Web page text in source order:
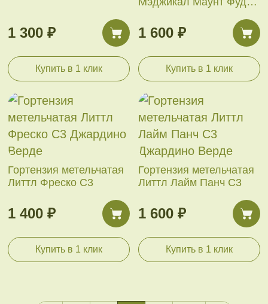
1 300 ₽
Купить в 1 клик
1 600 ₽
Купить в 1 клик
Гортензия метельчатая
Литтл Фреско С3
1 400 ₽
Купить в 1 клик
Гортензия метельчатая
Литтл Лайм Панч С3
1 600 ₽
Купить в 1 клик